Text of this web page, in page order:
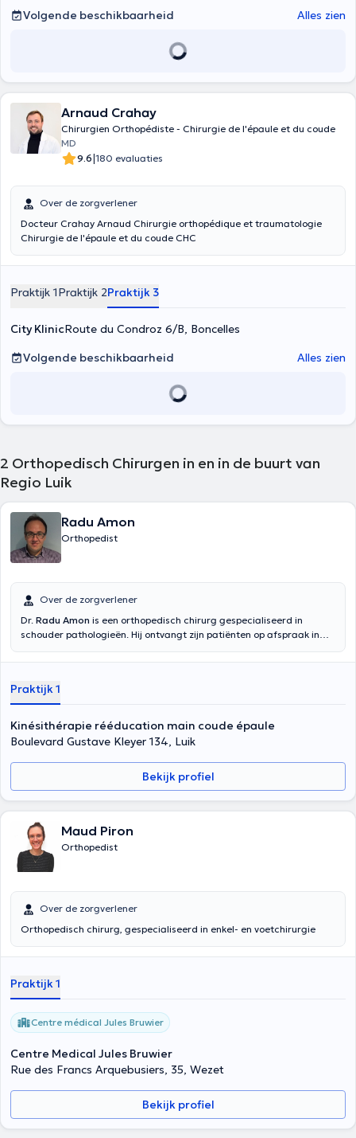
Volgende beschikbaarheid Alles zien
Arnaud Crahay
Chirurgien Orthopédiste - Chirurgie de l'épaule et du coude
MD
9.6|180 evaluaties
Over de zorgverlener
Docteur Crahay Arnaud Chirurgie orthopédique et traumatologie
Chirurgie de l'épaule et du coude CHC
Praktijk 1Praktijk 2Praktijk 3
City KlinicRoute du Condroz 6/B, Boncelles
Volgende beschikbaarheid
Alles zien
2 Orthopedisch Chirurgen in en in de buurt van
Regio Luik
Radu Amon
Orthopedist
Over de zorgverlener
Dr. Radu Amon is een orthopedisch chirurg gespecialiseerd in
schouder pathologieën. Hij ontvangt zijn patiënten op afspraak in
afspraak met hem maken. Hij behandelt schouder pathologieën. Hij
schouder, breuken van de schouder, ontwrichting of instabiliteit van
de schouder of een probleem met de rotator cuff. Hij spreekt
vloeiend Frans, Engels en Roemeens.
Praktijk 1
Kinésithérapie rééducation main coude épaule
Boulevard Gustave Kleyer 134, Luik
Bekijk profiel
Maud Piron
Orthopedist
Over de zorgverlener
Orthopedisch chirurg, gespecialiseerd in enkel- en voetchirurgie
Praktijk 1
Centre médical Jules Bruwier
Centre Medical Jules Bruwier
Rue des Francs Arquebusiers, 35, Wezet
Bekijk profiel